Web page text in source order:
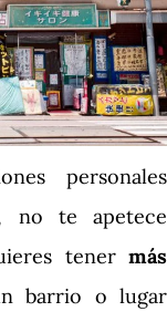
personales
no te apetece
tener más
barrio o lugar